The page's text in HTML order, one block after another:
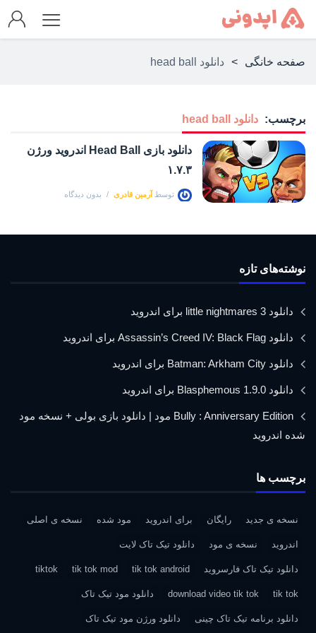
صفحه خانگی > دانلود head ball
برچسب: دانلود head ball
دانلود بازی Head Ball اندروید ورژن
۱.۷.۳
توسط آرمین قادری بدون دیدگاه
نوشته‌های تازه
دانلود little nightmares 3 برای اندروید
دانلود Assassin’s Creed IV: Black Flag برای اندروید
دانلود Batman: Arkham City برای اندروید
دانلود Blasphemous 1.9.0 برای اندروید
Bully : Anniversary Edition مود | دانلود بازی بولی + نسخه مود
شده اندروید
برچسب ها
نسخه ی جدید رایگان برای اندروید مود شده نسخه ی اصلی
اندروید نسخه ی مود دانلود تیک تاک لایت
دانلود تیک تاک فارسروید tik tok android
tik tok mod
tiktok
tik tok
download video tik tok دانلود مود تیک تاک
دانلود برنامه تیک تاک چینی دانلود ورژن مود تیک تاک